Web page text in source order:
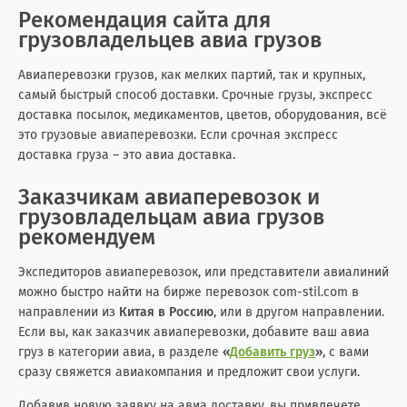
Рекомендация сайта для
грузовладельцев авиа грузов
Авиаперевозки грузов, как мелких партий, так и крупных,
самый быстрый способ доставки. Срочные грузы, экспресс
доставка посылок, медикаментов, цветов, оборудования, всё
это грузовые авиаперевозки. Если срочная экспресс
доставка груза – это авиа доставка.
Заказчикам авиаперевозок и
грузовладельцам авиа грузов
рекомендуем
Экспедиторов авиаперевозок, или представители авиалиний
можно быстро найти на бирже перевозок com-stil.com в
направлении из Китая в Россию, или в другом направлении.
Если вы, как заказчик авиаперевозки, добавите ваш авиа
груз в категории авиа, в разделе «Добавить груз», с вами
сразу свяжется авиакомпания и предложит свои услуги.